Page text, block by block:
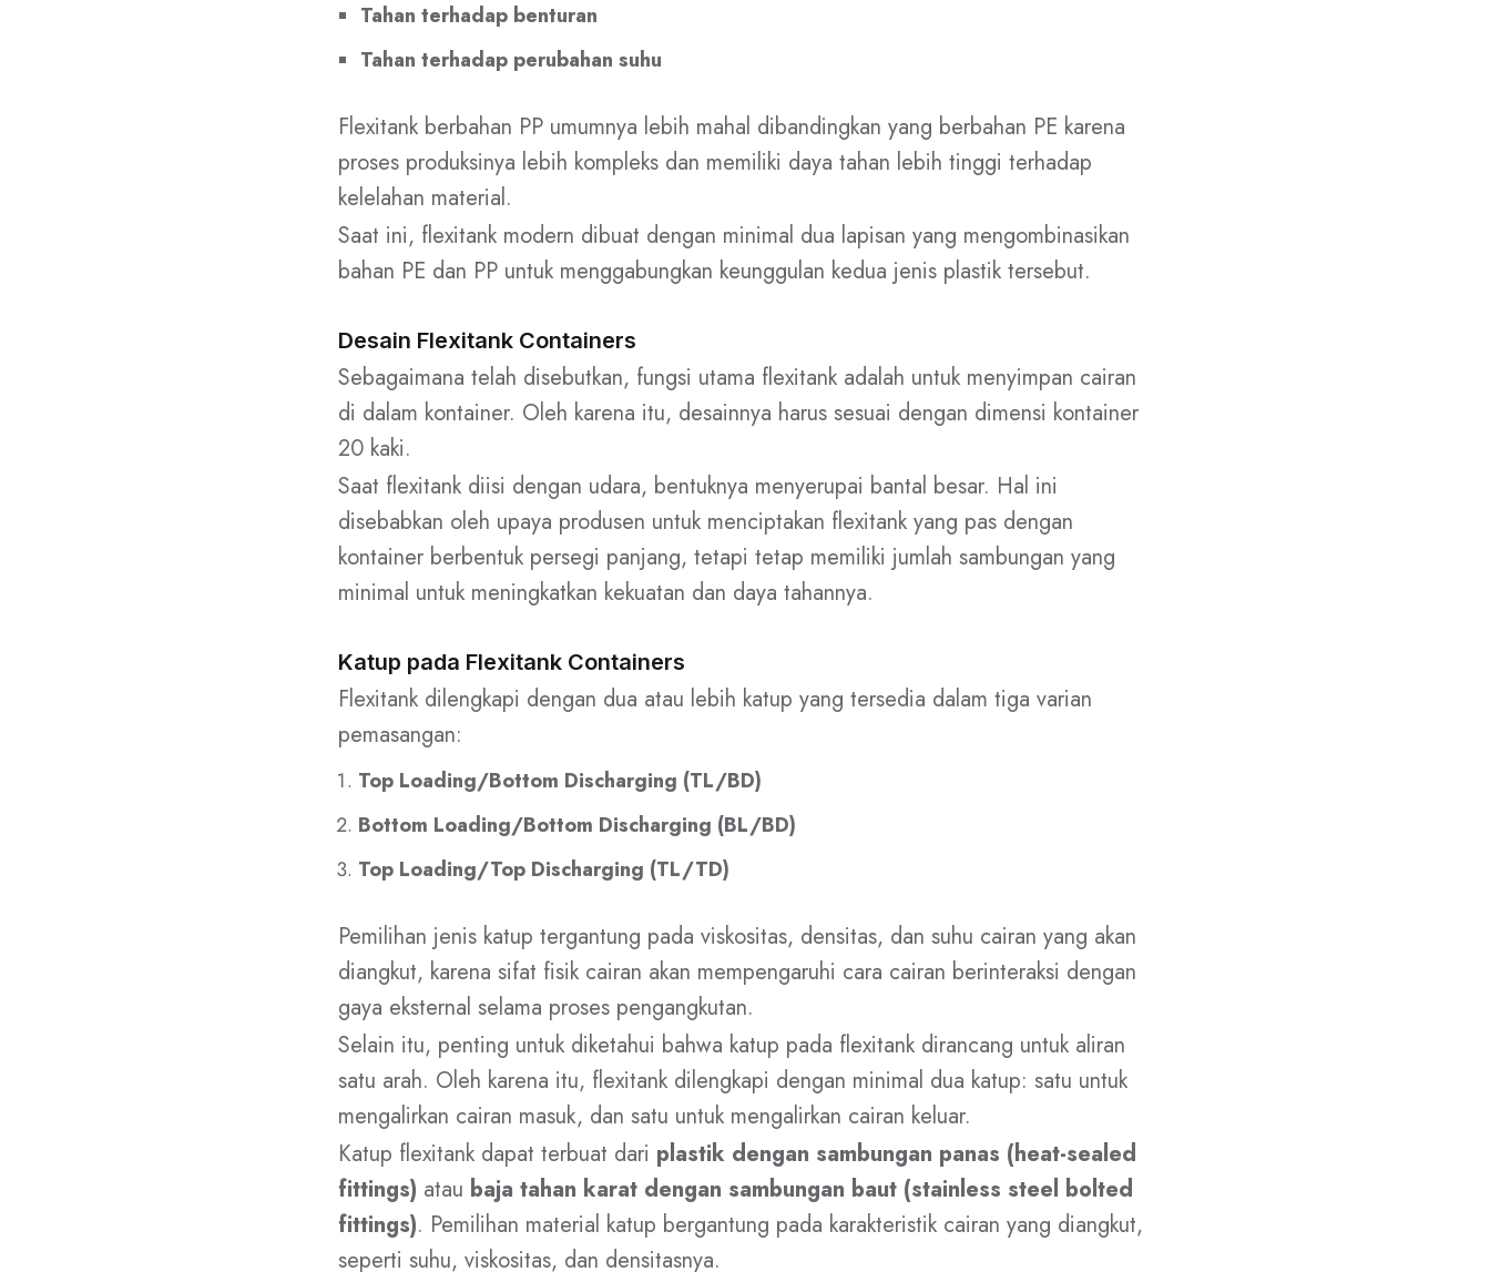
Tahan terhadap benturan
Tahan terhadap perubahan suhu
Flexitank berbahan PP umumnya lebih mahal dibandingkan yang berbahan PE karena
proses produksinya lebih kompleks dan memiliki daya tahan lebih tinggi terhadap
kelelahan material.
Saat ini, flexitank modern dibuat dengan minimal dua lapisan yang mengombinasikan
bahan PE dan PP untuk menggabungkan keunggulan kedua jenis plastik tersebut.
Desain Flexitank Containers
Sebagaimana telah disebutkan, fungsi utama flexitank adalah untuk menyimpan cairan
di dalam kontainer. Oleh karena itu, desainnya harus sesuai dengan dimensi kontainer
20 kaki.
Saat flexitank diisi dengan udara, bentuknya menyerupai bantal besar. Hal ini
disebabkan oleh upaya produsen untuk menciptakan flexitank yang pas dengan
kontainer berbentuk persegi panjang, tetapi tetap memiliki jumlah sambungan yang
minimal untuk meningkatkan kekuatan dan daya tahannya.
Katup pada Flexitank Containers
Flexitank dilengkapi dengan dua atau lebih katup yang tersedia dalam tiga varian
pemasangan:
Top Loading/Bottom Discharging (TL/BD)
Bottom Loading/Bottom Discharging (BL/BD)
Top Loading/Top Discharging (TL/TD)
Pemilihan jenis katup tergantung pada viskositas, densitas, dan suhu cairan yang akan
diangkut, karena sifat fisik cairan akan mempengaruhi cara cairan berinteraksi dengan
gaya eksternal selama proses pengangkutan.
Selain itu, penting untuk diketahui bahwa katup pada flexitank dirancang untuk aliran
satu arah. Oleh karena itu, flexitank dilengkapi dengan minimal dua katup: satu untuk
mengalirkan cairan masuk, dan satu untuk mengalirkan cairan keluar.
Katup flexitank dapat terbuat dari plastik dengan sambungan panas (heat-sealed
fittings) atau baja tahan karat dengan sambungan baut (stainless steel bolted
fittings). Pemilihan material katup bergantung pada karakteristik cairan yang diangkut,
seperti suhu, viskositas, dan densitasnya.